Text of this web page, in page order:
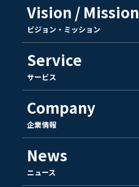
Vision / Mission
ビジョン・ミッション
Service
サービス
Company
企業情報
News
ニュース